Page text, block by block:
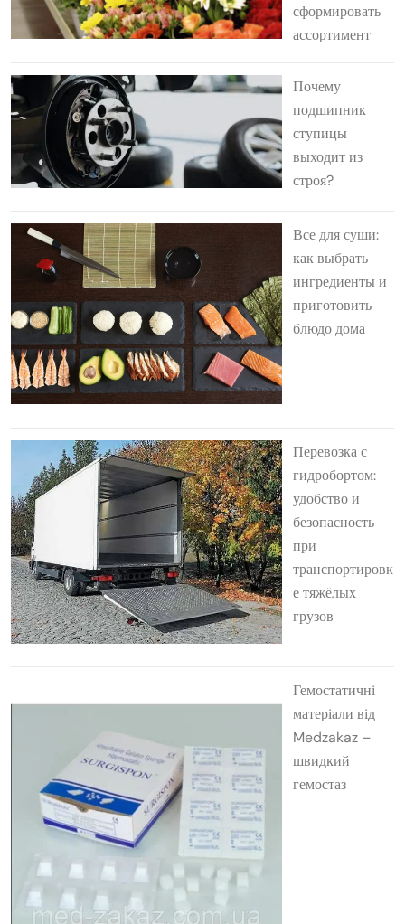
сформировать
ассортимент
Почему
подшипник
ступицы
выходит из
строя?
Все для суши:
как выбрать
ингредиенты и
приготовить
блюдо дома
Перевозка с
гидробортом:
удобство и
безопасность
при
транспортировк
е тяжёлых
грузов
Гемостатичні
матеріали від
Medzakaz –
швидкий
гемостаз